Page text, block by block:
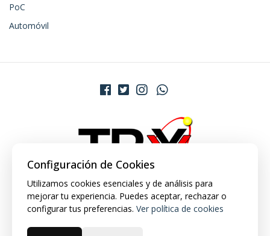
PoC
Automóvil
Configuración de Cookies
Utilizamos cookies esenciales y de análisis para
mejorar tu experiencia. Puedes aceptar, rechazar o
configurar tus preferencias. Ver política de cookies